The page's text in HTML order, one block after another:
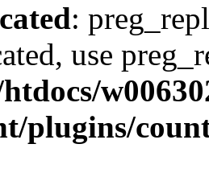
:
use
plugins/